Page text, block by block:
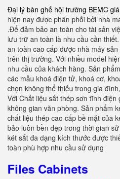
Đại lý bàn ghế hội trường BEMC
hiện nay được phân phối bởi nhà
.Để đảm bảo an toàn cho tài sản
lưu trữ an toàn là nhu cầu cần
an toàn cao cấp được nhà máy
trên thị trường. Với nhiều model
nhu cầu của khách hàng. Sản
các mẫu khoá điện tử, khoá cơ,
chọn không thể thiếu trong gia
Với Chất liệu sắt thép sơn tĩnh điện
không gian văn phòng. Sản phẩm
chất liệu thép cao cấp bề mặt của
bảo luôn bền đẹp trong thời gian
két sắt đa dạng kích thước được
toàn phù hợp nhu cầu sử dụng
Files Cabinets